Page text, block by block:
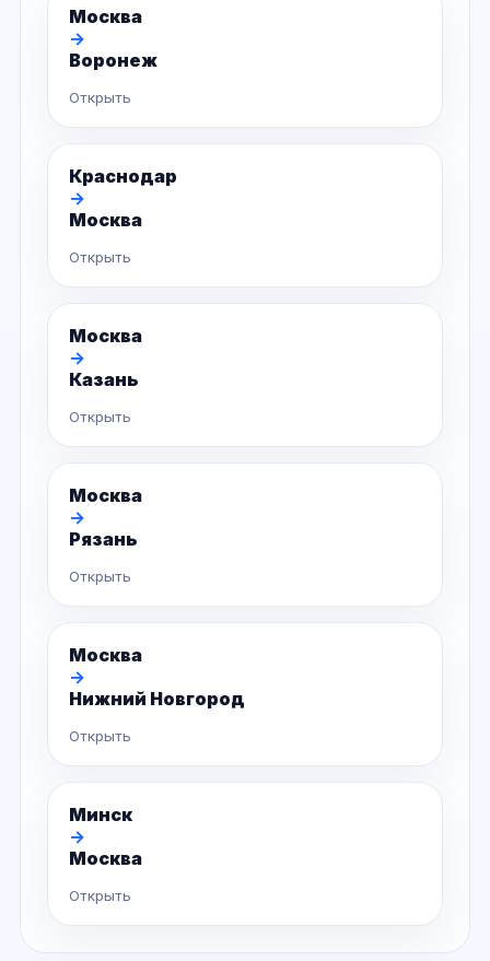
Москва
→
Воронеж
Открыть
Краснодар
→
Москва
Открыть
Москва
→
Казань
Открыть
Москва
→
Рязань
Открыть
Москва
→
Нижний Новгород
Открыть
Минск
→
Москва
Открыть